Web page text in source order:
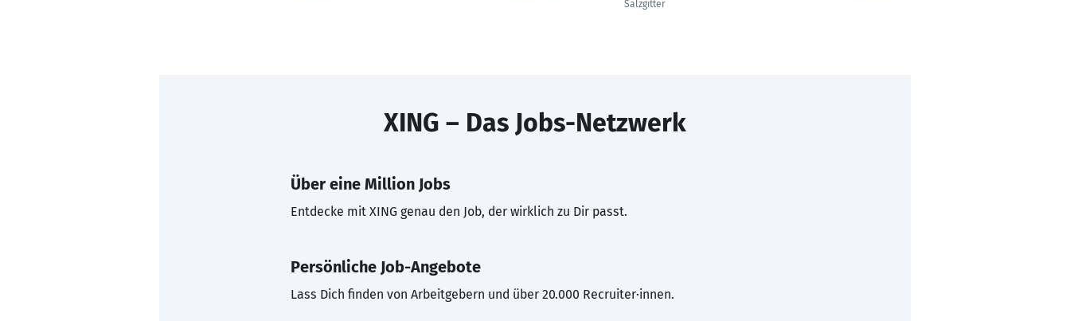
Salzgitter
XING – Das Jobs-Netzwerk
Über eine Million Jobs
Entdecke mit XING genau den Job, der wirklich zu Dir passt.
Persönliche Job-Angebote
Lass Dich finden von Arbeitgebern und über 20.000 Recruiter·innen.